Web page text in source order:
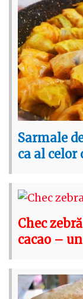
Sarmale
ca al celor
Chec
cacao –